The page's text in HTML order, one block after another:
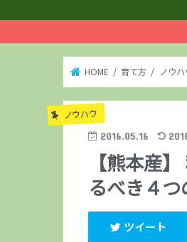
HOME 育て方 ノウハ
ノウハウ
2016.05.16
【熊本産
るべき４つ
ツイート